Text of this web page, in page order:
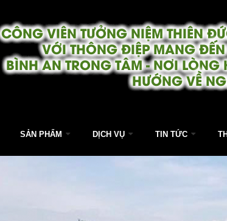
CÔNG VIÊN TƯỞNG NIỆM THIÊN
VỚI THÔNG ĐIỆP MANG
BÌNH AN TRONG TÂM - NƠI
HƯỚNG VỀ
SẢN PHẨM DỊCH VỤ TIN TỨC